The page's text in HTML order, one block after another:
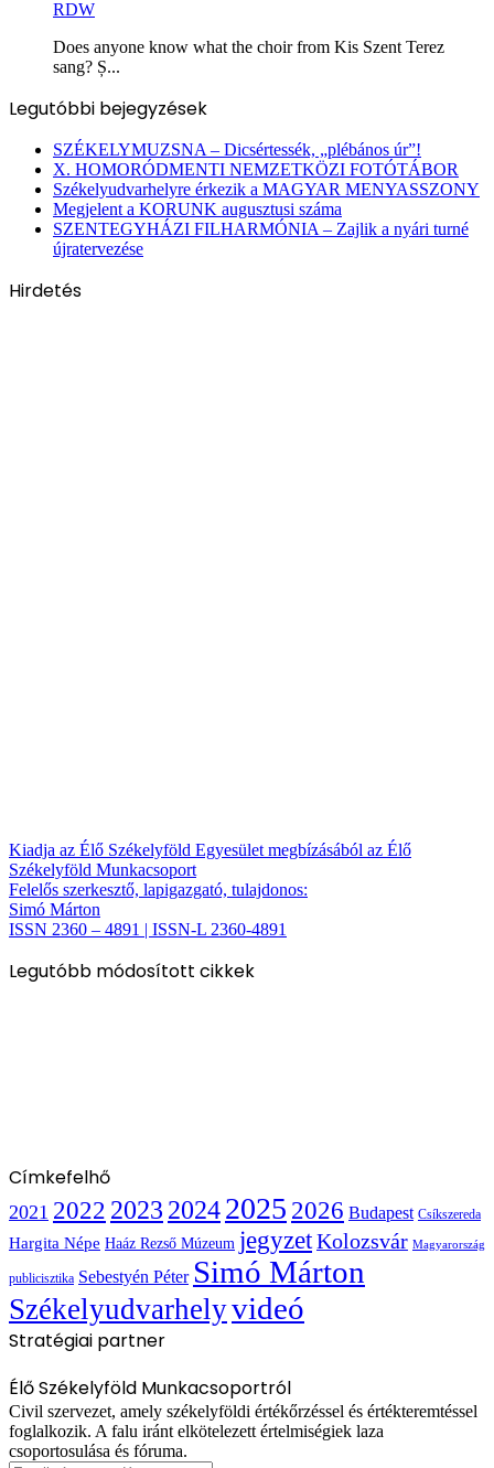
RDW
Does anyone know what the choir from Kis Szent Terez
sang? Ș...
Legutóbbi bejegyzések
SZÉKELYMUZSNA – Dicsértessék, „plébános úr”!
X. HOMORÓDMENTI NEMZETKÖZI FOTÓTÁBOR
Székelyudvarhelyre érkezik a MAGYAR MENYASSZONY
Megjelent a KORUNK augusztusi száma
SZENTEGYHÁZI FILHARMÓNIA – Zajlik a nyári turné
újratervezése
Hirdetés
Kiadja az Élő Székelyföld Egyesület megbízásából az Élő
Székelyföld Munkacsoport
Felelős szerkesztő, lapigazgató, tulajdonos:
Simó Márton
ISSN 2360 – 4891 | ISSN-L 2360-4891
Legutóbb módosított cikkek
Címkefelhő
2021 2022 2023 20242025 2026 Budapest Csíkszereda
Hargita Népe Haáz Rezső Múzeum jegyzetKolozsvár Magyarország
publicisztika Sebestyén Péter Simó Márton
Székelyudvarhelyvideó
Stratégiai partner
Élő Székelyföld Munkacsoportról
Civil szervezet, amely székelyföldi értékőrzéssel és értékteremtéssel
foglalkozik. A falu iránt elkötelezett értelmiségiek laza
csoportosulása és fóruma.